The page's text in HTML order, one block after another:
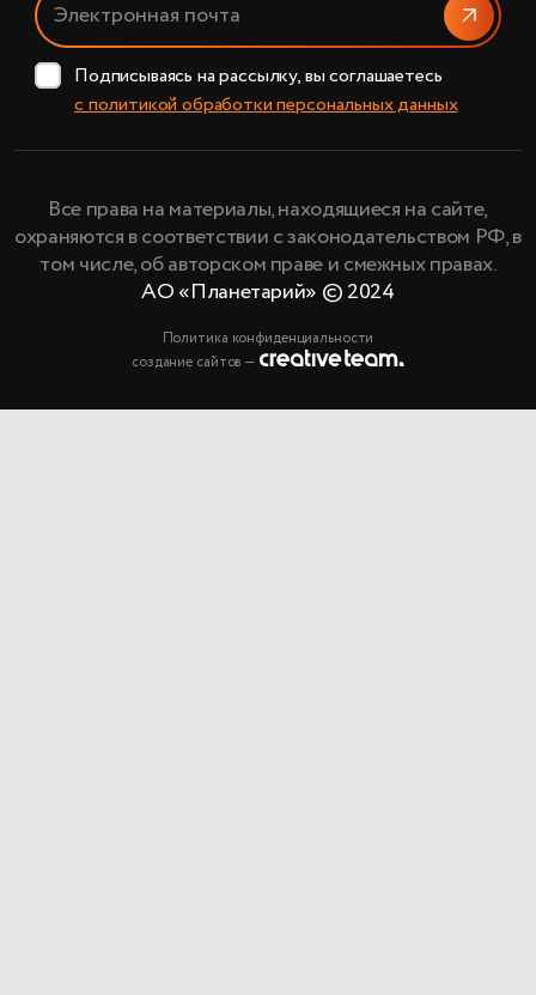
Подписываясь на рассылку, вы соглашаетесь
с политикой обработки персональных данных
Все права на материалы, находящиеся на сайте,
охраняются в соответствии с законодательством РФ, в
том числе, об авторском праве и смежных правах.
АО «Планетарий» © 2024
Политика конфиденциальности
создание сайтов —